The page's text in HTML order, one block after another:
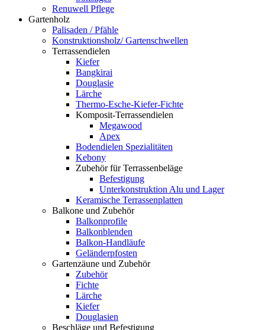
Renuwell Pflege
Gartenholz
Palisaden / Pfähle
Konstruktionsholz/ Gartenschwellen
Terrassendielen
Kiefer
Bangkirai
Douglasie
Lärche
Thermo-Esche-Kiefer-Fichte
Komposit-Terrassendielen
Megawood
Apex
Bodendielen Spezialitäten
Kebony
Zubehör für Terrassenbeläge
Befestigung
Unterkonstruktion Alu und Lager
Keramische Terrassenplatten
Balkone und Zubehör
Balkonprofile
Balkonblenden
Balkon-Handläufe
Geländerpfosten
Gartenzäune und Zubehör
Zubehör
Fichte
Lärche
Kiefer
Douglasien
Beschläge und Befestigung